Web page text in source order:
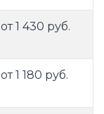
от 1 430 руб.
от 1 180 руб.